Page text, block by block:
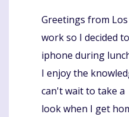
Komentaras
Greetings from
work so I decided
iphone during
I enjoy the
can't wait to take a
look when I get